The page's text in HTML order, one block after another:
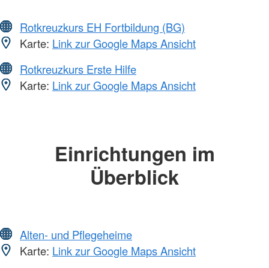
Rotkreuzkurs EH Fortbildung (BG)
Karte: Link zur Google Maps Ansicht
Rotkreuzkurs Erste Hilfe
Karte: Link zur Google Maps Ansicht
Einrichtungen im
Überblick
Alten- und Pflegeheime
Karte: Link zur Google Maps Ansicht